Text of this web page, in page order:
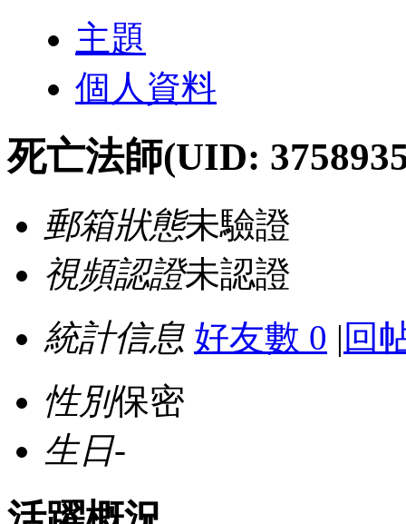
主題
個人資料
死亡法師(UID:
郵箱狀態未驗證
視頻認證未認證
統計信息 好友數 0 | 回
性別保密
生日-